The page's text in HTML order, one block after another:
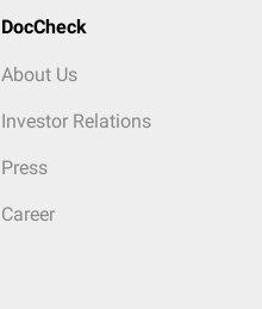
DocCheck
About Us
Investor Relations
Press
Career